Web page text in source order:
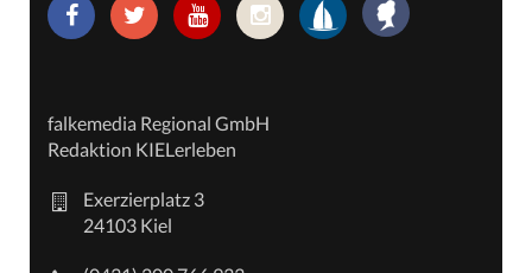
falkemedia Regional GmbH
Redaktion KIELerleben
Exerzierplatz 3
24103 Kiel